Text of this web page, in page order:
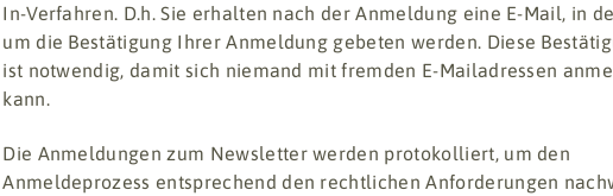
In-Verfahren. D.h. Sie erhalten nach der Anmeldung eine E-Mail, in
um die Bestätigung Ihrer Anmeldung gebeten werden. Diese
ist notwendig, damit sich niemand mit fremden E-Mailadressen
kann.
Die Anmeldungen zum Newsletter werden protokolliert, um den
Anmeldeprozess entsprechend den rechtlichen Anforderungen